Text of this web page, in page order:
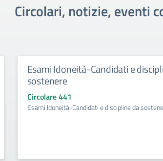
Circolari, notizie, eventi
Esami Idoneità-Candidati e
sostenere
Circolare 441
Esami Idoneità-Candidati e discipline da